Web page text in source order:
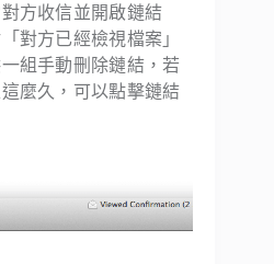
方收信並開啟鏈結
對方已經檢視檔案」
組手動刪除鏈結，若
麼久，可以點擊鏈結